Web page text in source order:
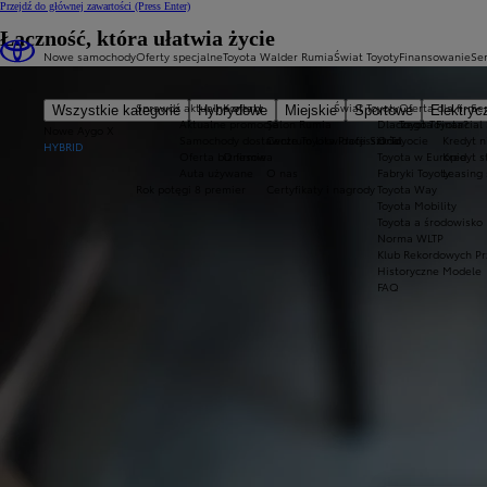
Przejdź do głównej zawartości (Press Enter)
Nowe samochody
Wszystkie kategorie Hybrydowe Miejskie Sportowe
HYBRID
Oferty specjalne
Sprawdź aktualne oferty
Aktualne promocje
Samochody dostawcze Toyota Professional
Toyota Walder Rumia
Kontakt
Salon Rumia
Centrum Likwidacji Szkód
Certyfikaty i nagrody
Świat Toyoty
Świat Toyoty
Dlaczego Toyota?
O Toyocie
Toyota w Europie
Fabryki Toyoty
Toyota Way
Toyota Mobility
Toyota a środowisko
Norma WLTP
Klub Rekordowych
Historyczne Modele
FAQ
Finansowanie
Oferta dla firm
Toyota Financial
Kredyt
Kredyt
Leasing
Łączność, która ułatwia życie